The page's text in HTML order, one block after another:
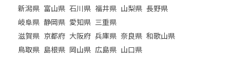
新潟県 富山県 石川県 福井県 山梨県 長野県
岐阜県 静岡県 愛知県 三重県
滋賀県 京都府 大阪府 兵庫県 奈良県 和歌山県
鳥取県 島根県 岡山県 広島県 山口県